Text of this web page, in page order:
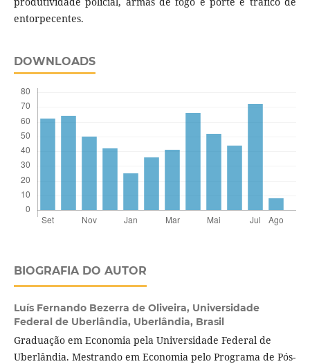
entorpecentes.
DOWNLOADS
BIOGRAFIA DO AUTOR
Luís Fernando Bezerra de Oliveira, Universidade
Federal de Uberlândia, Uberlândia, Brasil
Graduação em Economia pela Universidade Federal de
Uberlândia. Mestrando em Economia pelo Programa de Pós-